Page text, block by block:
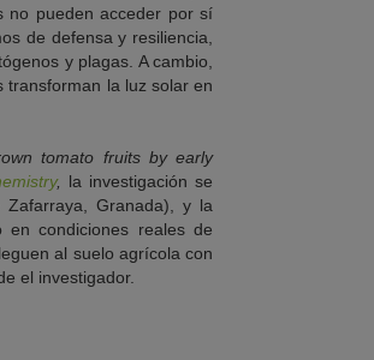
no pueden acceder por sí
de defensa y resiliencia,
y plagas. A cambio,
transforman la luz solar en
tomato fruits by early
, la investigación se
Granada), y la
condiciones reales de
al suelo agrícola con
el investigador.